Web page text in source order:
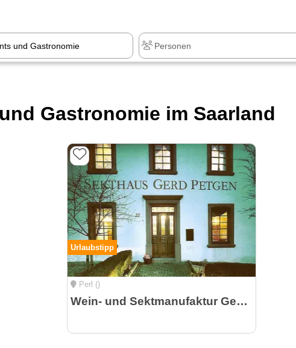
Gastronomie im Saarland
Urlaubstipp
Perl ()
Wein- und Sektmanufaktur Gerd Petgen - Sekthaus & Straußwirtschaft